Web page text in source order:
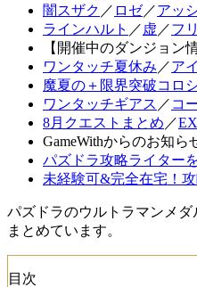
闇スザク ／ ロゼ／アッ
ラインハルト ／ 虚 ／フ
【開催中のダンジョン
ワンタッチ夏休み ／ア
魔夏の＋限界突破コロ
ワンタッチギアス ／ コ
8月クエストまとめ ／
GameWithからのお知ら
パズドラ攻略ライター
未経験可&完全在宅！
パズドラのウルトラマンメ
まとめています。
目次